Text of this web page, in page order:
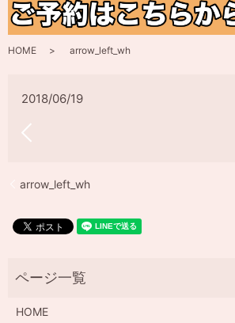
HOME arrow_left_wh
2018/06/19
arrow_left_wh
HOME